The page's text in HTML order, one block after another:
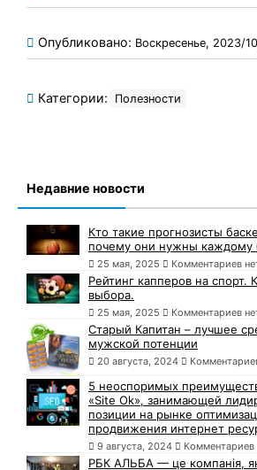
Опубликовано: Воскресенье, 2023/
Категории: Полезности
Недавние новости
Кто такие прогнозисты
почему они нужны каждому
25 мая, 2025 Комментариев
Рейтинг капперов на спорт.
выбора.
25 мая, 2025 Комментариев
Старый Капитан – лучшее
мужской потенции
20 августа, 2024
5 неоспоримых
«Site Ok», занимающей
позиции на рынке
продвижения интернет
9 августа, 2024 Комментариев
РБК АЛЬБА — це компанія,